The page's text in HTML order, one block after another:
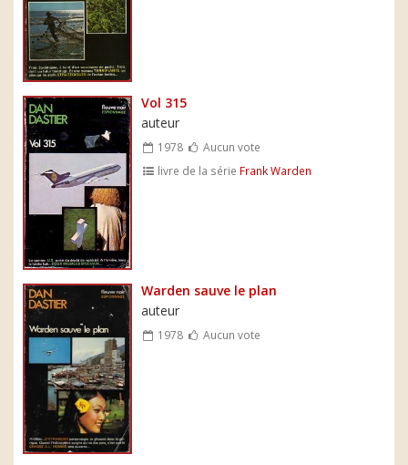
Vol 315
auteur
1978
Aucun vote
livre de la série Frank Warden
Warden sauve le plan
auteur
1978 Aucun vote